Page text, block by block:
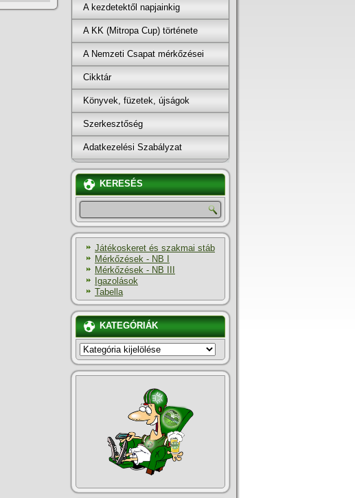
A kezdetektől napjainkig
A KK (Mitropa Cup) története
A Nemzeti Csapat mérkőzései
Cikktár
Könyvek, füzetek, újságok
Szerkesztőség
Adatkezelési Szabályzat
KERESÉS
Játékoskeret és szakmai stáb
Mérkőzések - NB I
Mérkőzések - NB III
Igazolások
Tabella
KATEGÓRIÁK
KATEGÓRIÁK